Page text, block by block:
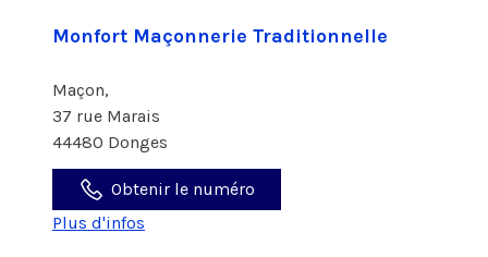
Monfort Maçonnerie Traditionnelle
Maçon,
37 rue Marais
44480 Donges
Obtenir le numéro
Plus d'infos